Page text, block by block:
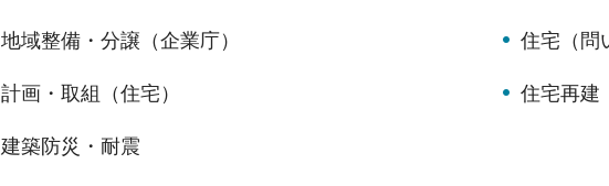
地域整備・分譲（企業庁） 住宅（問
計画・取組（住宅） 住宅再建
建築防災・耐震